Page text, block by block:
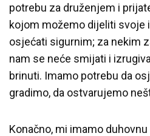
potrebu za druženjem i
kojom možemo dijeliti svoje
osjećati sigurnim; za nekim
nam se neće smijati i
brinuti. Imamo potrebu da
gradimo, da ostvarujemo
Konačno, mi imamo